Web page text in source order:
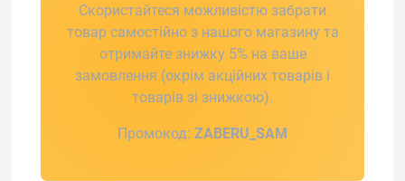
Скористайтеся можливістю забрати
товар самостійно з нашого магазину та
отримайте знижку 5% на ваше
замовлення (окрім акційних товарів і
товарів зі знижкою).
Промокод: ZABERU_SAM